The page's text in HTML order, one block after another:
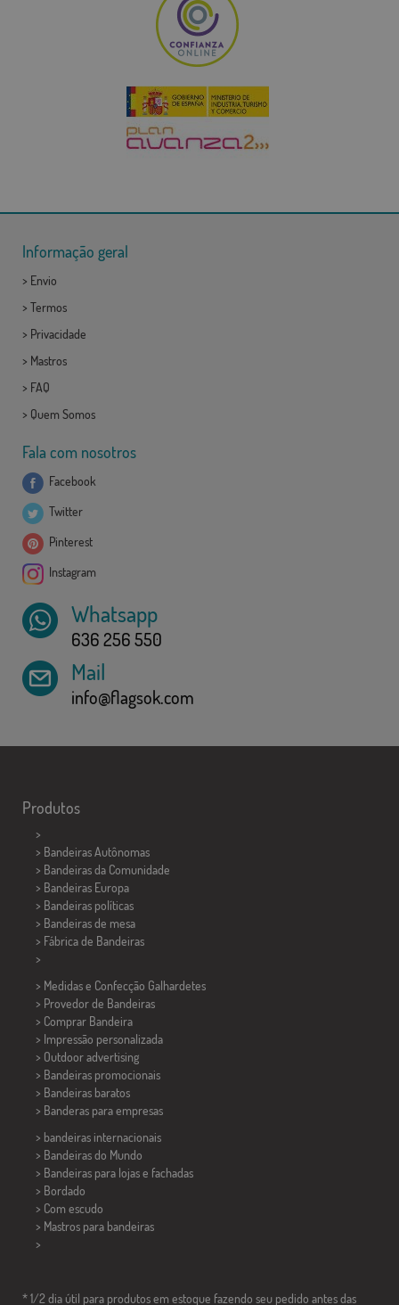
Informação geral
> Envio
> Termos
> Privacidade
> Mastros
> FAQ
> Quem Somos
Fala com nosotros
Facebook
Twitter
Pinterest
Instagram
Whatsapp
636 256 550
Mail
info@flagsok.com
Produtos
>
> Bandeiras Autônomas
> Bandeiras da Comunidade
> Bandeiras Europa
> Bandeiras políticas
> Bandeiras de mesa
> Fábrica de Bandeiras
>
> Medidas e Confecção Galhardetes
> Provedor de Bandeiras
> Comprar Bandeira
> Impressão personalizada
> Outdoor advertising
> Bandeiras promocionais
> Bandeiras baratos
> Banderas para empresas
> bandeiras internacionais
> Bandeiras do Mundo
> Bandeiras para lojas e fachadas
> Bordado
> Com escudo
> Mastros para bandeiras
>
* 1/2 dia útil para produtos em estoque fazendo seu pedido antes das